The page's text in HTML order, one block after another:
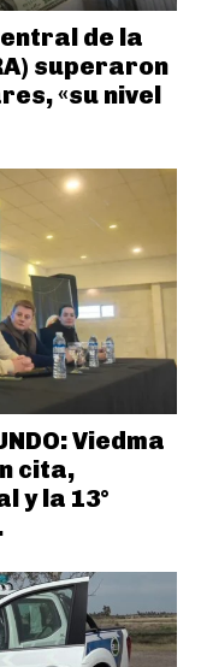
de la
superaron
«su nivel
Viedma
cita,
y la 13°